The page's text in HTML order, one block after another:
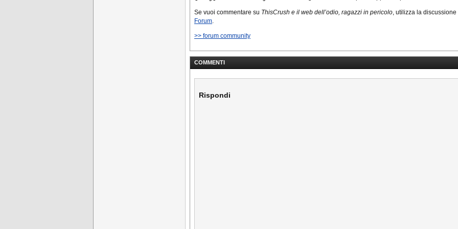
Se vuoi commentare su ThisCrush e il web dell’odio, ragazzi in pericolo, utilizza la discussione
Forum.
>> forum community
COMMENTI
Rispondi